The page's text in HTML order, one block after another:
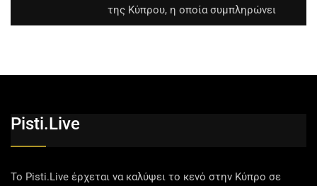
της Κύπρου, η οποία συμπληρώνει
Pisti.live
Το Pisti.Live έρχεται να καλύψει το κενό στην Κύπρο σε